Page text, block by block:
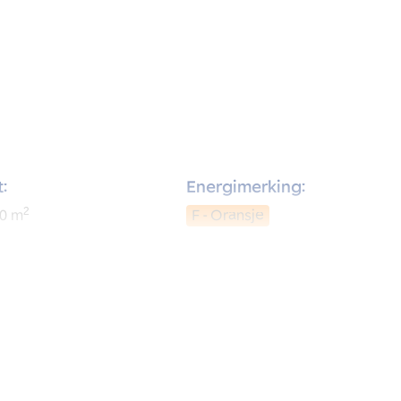
m2
Energimerking:
F - Oransje